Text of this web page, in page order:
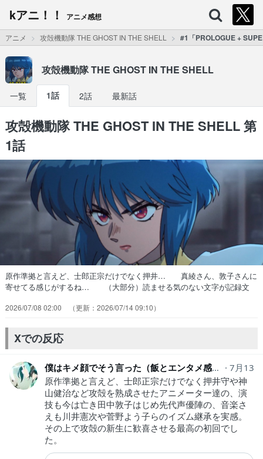
kアニ！！ アニメ感想
アニメ 攻殻機動隊 THE GHOST IN THE SHELL #1「PROLOGUE +
攻殻機動隊 THE GHOST IN THE SHELL
一覧 1話 2話 最新話
攻殻機動隊 THE GHOST IN THE SHELL 第
1話
原作準拠と言えど、士郎正宗だけでなく押井… 真綾さん、敦子さんに
寄せてる感じがするね… （大部分）読ませる気のない文字が記録文
バーパンクかどうかはさておき… サイエンスSARU制作『ゴジラ
ファンの人が見れば良いやつかな。な… 原作感すごくてめっちゃ良か
ったシリアス路… 攻機SACは何周観たかもはや分からないく…
2026/07/08 02:00 2026/07/14 09:10
Xでの反応
僕はキメ顔でそう言った（飯とエンタメ感想＆備忘録ときどきぼやきメイン垢）
7月13日
原作準拠と言えど、士郎正宗だけでなく押井守や神
山健治など攻殻を熟成させたアニメーター達の、演
技も今は亡き田中敦子はじめ先代声優陣の、音楽さ
えも川井憲次や菅野よう子らのイズム継承を実感。
その上で攻殻の新生に歓喜させる最高の初回でし
た。